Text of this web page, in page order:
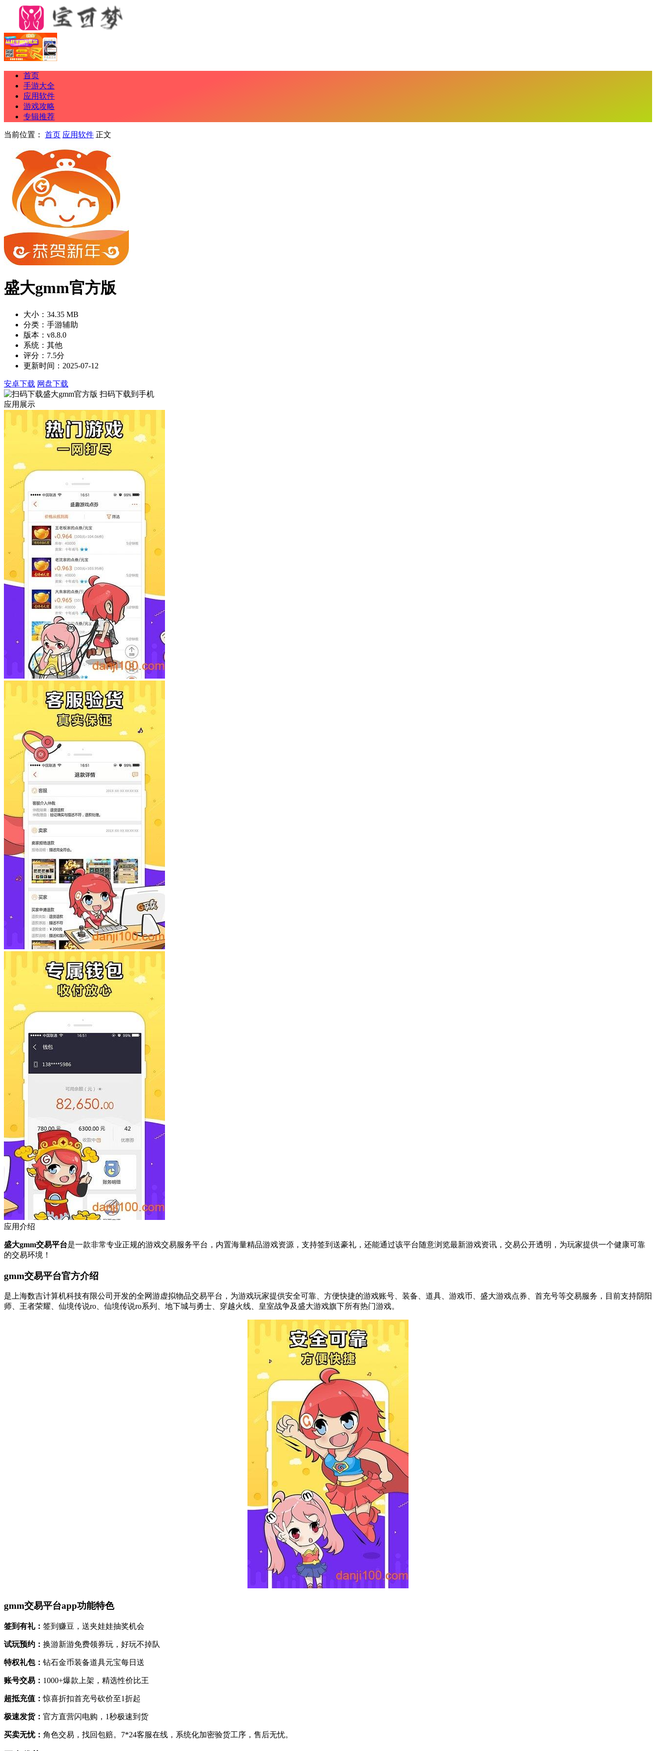
首页
手游大全
应用软件
游戏攻略
专辑推荐
当前位置： 首页 应用软件 正文
盛大gmm官方版
大小：34.35 MB
分类：手游辅助
版本：v8.8.0
系统：其他
评分：7.5分
更新时间：2025-07-12
安卓下载 网盘下载
扫码下载到手机
应用展示
应用介绍
盛大gmm交易平台是一款非常专业正规的游戏交易服务平台，内置海量精品游戏资源，支持签到送豪礼，还能通过该平台随意浏览最新游戏资讯，交易公开透明，为玩家提供一个健康可靠
的交易环境！
gmm交易平台官方介绍
是上海数吉计算机科技有限公司开发的全网游虚拟物品交易平台，为游戏玩家提供安全可靠、方便快捷的游戏账号、装备、道具、游戏币、盛大游戏点券、首充号等交易服务，目前支持阴阳
师、王者荣耀、仙境传说ro、仙境传说ro系列、地下城与勇士、穿越火线、皇室战争及盛大游戏旗下所有热门游戏。
gmm交易平台app功能特色
签到有礼： 签到赚豆，送夹娃娃抽奖机会
试玩预约： 换游新游免费领券玩，好玩不掉队
特权礼包： 钻石金币装备道具元宝每日送
账号交易： 1000+爆款上架，精选性价比王
超抵充值：惊喜折扣首充号砍价至1折起
极速发货： 官方直营闪电购，1秒极速到货
买卖无忧： 角色交易，找回包赔。7*24客服在线，系统化加密验货工序，售后无忧。